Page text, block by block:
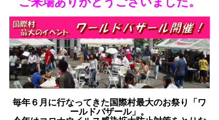
毎年６月に行なってきた国際村最大のお祭り「ワ
ールドバザール」。